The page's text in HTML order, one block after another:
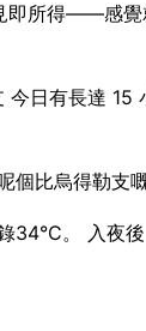
即所得——感
日有長達 15
比烏得勒支
34°C。 入夜